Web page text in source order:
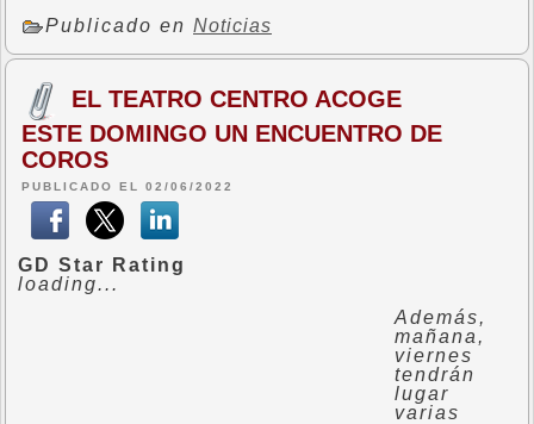
Publicado en Noticias
EL TEATRO CENTRO ACOGE
ESTE DOMINGO UN ENCUENTRO DE
COROS
PUBLICADO EL 02/06/2022
GD Star Rating
loading...
Además,
mañana,
viernes
tendrán
lugar
varias